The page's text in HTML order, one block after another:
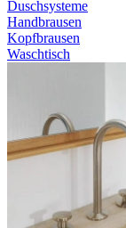
Duschsysteme
Handbrausen
Kopfbrausen
Waschtisch